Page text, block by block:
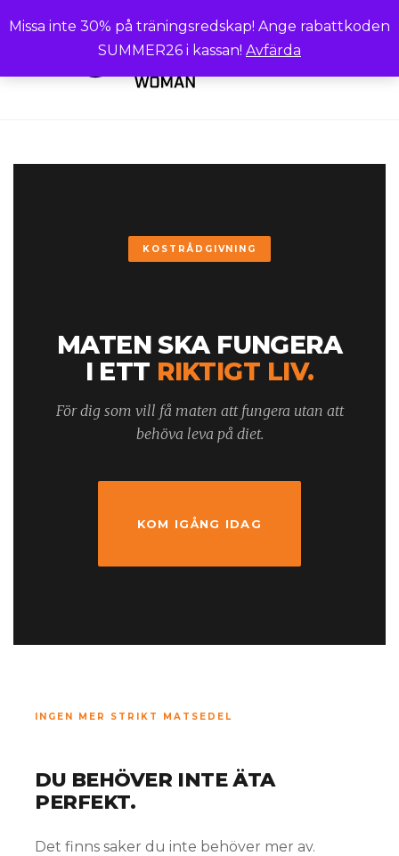
Missa inte 30% på träningsredskap! Ange rabattkoden
SUMMER26 i kassan! Avfärda
KOSTRÅDGIVNING
MATEN SKA FUNGERA
I ETT RIKTIGT LIV.
För dig som vill få maten att fungera utan att
behöva leva på diet.
KOM IGÅNG IDAG
INGEN MER STRIKT MATSEDEL
DU BEHÖVER INTE ÄTA
PERFEKT.
Det finns saker du inte behöver mer av.